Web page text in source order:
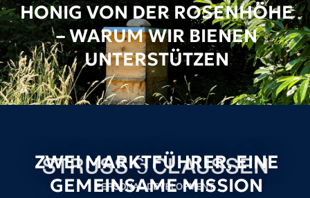
HONIG VON DER ROSENHÖHE
– WARUM WIR BIENEN
UNTERSTÜTZEN
ZWEI MARKTFÜHRER, EINE
GEMEINSAME MISSION